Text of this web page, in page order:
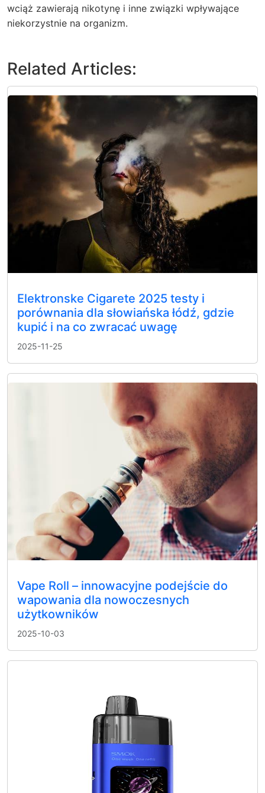
wciąż zawierają nikotynę i inne związki wpływające
niekorzystnie na organizm.
Related Articles:
Elektronske Cigarete 2025 testy i
porównania dla słowiańska łódź, gdzie
kupić i na co zwracać uwagę
2025-11-25
Vape Roll – innowacyjne podejście do
wapowania dla nowoczesnych
użytkowników
2025-10-03